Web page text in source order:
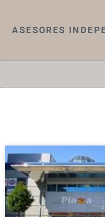
ASESORES